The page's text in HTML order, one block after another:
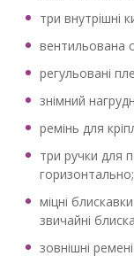
три внутрішні
вентильована
регульовані
знімний
ремінь для
три ручки для
горизонтально;
міцні
звичайні
зовнішні